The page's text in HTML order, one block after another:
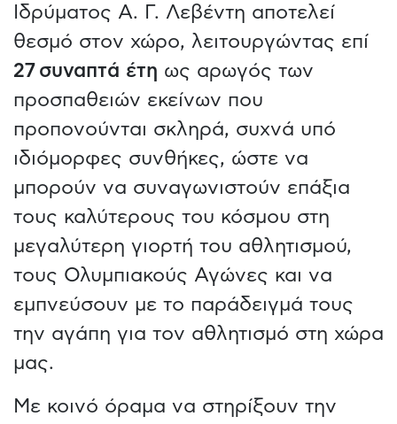
Ιδρύματος Α. Γ. Λεβέντη αποτελεί
θεσμό στον χώρο, λειτουργώντας επί
27 συναπτά έτη ως αρωγός των
προσπαθειών εκείνων που
προπονούνται σκληρά, συχνά υπό
ιδιόμορφες συνθήκες, ώστε να
μπορούν να συναγωνιστούν επάξια
τους καλύτερους του κόσμου στη
μεγαλύτερη γιορτή του αθλητισμού,
τους Ολυμπιακούς Αγώνες και να
εμπνεύσουν με το παράδειγμά τους
την αγάπη για τον αθλητισμό στη χώρα
μας.
Με κοινό όραμα να στηρίξουν την